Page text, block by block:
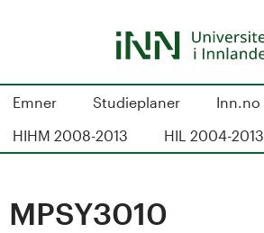
S
d
Emner Studieplaner
Inn.no
HIHM 2008-2013
HIL 2004-2013
MPSY3010